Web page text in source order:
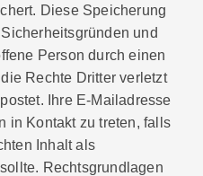
Diese Speicherung
und
Person durch einen
Rechte Dritter verletzt
Ihre E-Mailadresse
in Kontakt zu treten, falls
Inhalt als
Rechtsgrundlagen